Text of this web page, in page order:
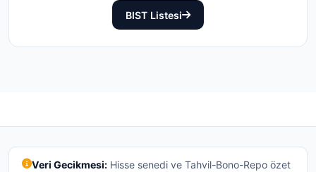
BIST Listesi
Veri Gecikmesi:Hisse senedi ve Tahvil-Bono-Repo özet